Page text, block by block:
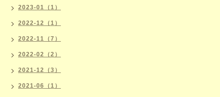
2023-01（1）
2022-12（1）
2022-11（7）
2022-02（2）
2021-12（3）
2021-06（1）